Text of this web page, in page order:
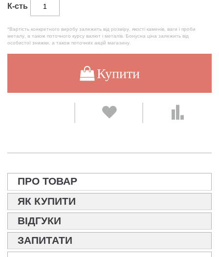
К-сть
*Вартість конкретного виробу залежить від розміру, якості каменів, ваги і проби
металу, а також поточного курсу валют і металів. Бонусна ціна залежить від
особистої знижки, а також поточних акцій магазину.
Купити
ПРО ТОВАР
ЯК КУПИТИ
ВІДГУКИ
ЗАПИТАТИ